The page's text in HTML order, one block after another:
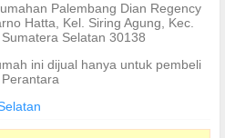
Palembang Dian Regency
Hatta, Kel. Siring Agung, Kec.
Selatan 30138
ini dijual hanya untuk pembeli